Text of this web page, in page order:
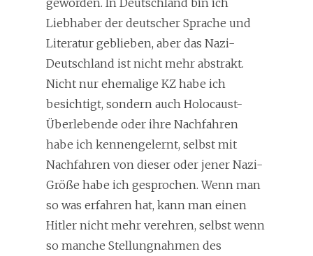
Liebhaber der deutscher Sprache und
Literatur geblieben, aber das Nazi-
Deutschland ist nicht mehr abstrakt.
Nicht nur ehemalige KZ habe ich
besichtigt, sondern auch Holocaust-
Überlebende oder ihre Nachfahren
habe ich kennengelernt, selbst mit
Nachfahren von dieser oder jener Nazi-
Größe habe ich gesprochen. Wenn man
so was erfahren hat, kann man einen
Hitler nicht mehr verehren, selbst wenn
so manche Stellungnahmen des